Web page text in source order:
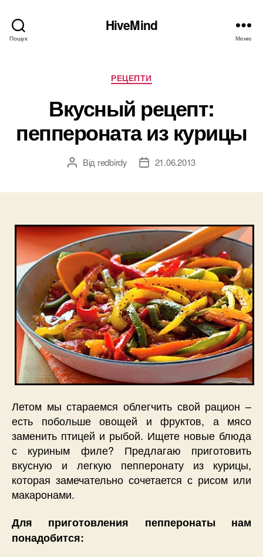
Пошук
HiveMind
Меню
Категорії
РЕЦЕПТИ
Вкусный рецепт:
пеппероната из курицы
Автор
Від redbirdy
Дата21.06.2013
Летом мы стараемся облегчить свой рацион –
есть побольше овощей и фруктов, а мясо
заменить птицей и рыбой. Ищете новые блюда
с куриным филе? Предлагаю приготовить
вкусную и легкую пепперонату из курицы,
которая замечательно сочетается с рисом или
макаронами.
Для приготовления пепперонаты нам
понадобится: